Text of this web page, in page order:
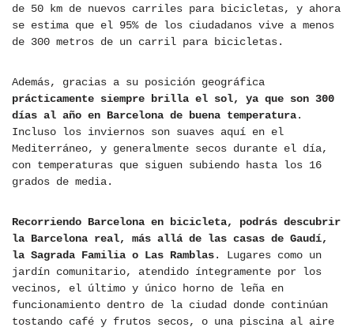
de 50 km de nuevos carriles para bicicletas, y ahora
se estima que el 95% de los ciudadanos vive a menos
de 300 metros de un carril para bicicletas.
Además, gracias a su posición geográfica
prácticamente siempre brilla el sol, ya que son 300
días al año en Barcelona de buena temperatura.
Incluso los inviernos son suaves aquí en el
Mediterráneo, y generalmente secos durante el día,
con temperaturas que siguen subiendo hasta los 16
grados de media.
Recorriendo Barcelona en bicicleta, podrás descubrir
la Barcelona real, más allá de las casas de Gaudí,
la Sagrada Familia o Las Ramblas. Lugares como un
jardín comunitario, atendido íntegramente por los
vecinos, el último y único horno de leña en
funcionamiento dentro de la ciudad donde continúan
tostando café y frutos secos, o una piscina al aire